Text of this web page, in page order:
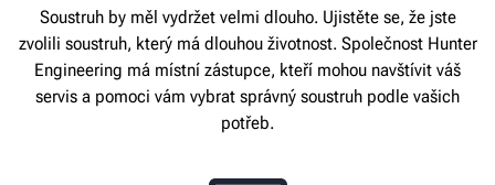
Soustruh by měl vydržet velmi dlouho. Ujistěte se, že jste
zvolili soustruh, který má dlouhou životnost. Společnost Hunter
Engineering má místní zástupce, kteří mohou navštívit váš
servis a pomoci vám vybrat správný soustruh podle vašich
potřeb.